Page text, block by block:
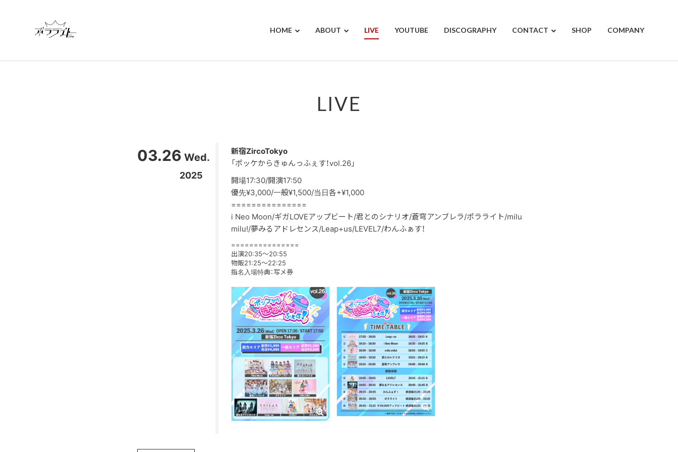
HOME ABOUT LIVE YOUTUBE DISCOGRAPHY CONTACT SHOP COMPANY
LIVE
03.26 Wed.
2025
新宿ZircoTokyo
「ポッケからきゅんっふぇす！vol.26」
開場17:30/開演17:50
優先¥3,000/一般¥1,500/当日各+¥1,000
===============
i Neo Moon/ギガLOVEアップビート/君とのシナリオ/蒼穹アンブレラ/ポラライト/milu
milu!/夢みるアドレセンス/Leap+us/LEVEL7/わんふぁす！
===============
出演20:35～20:55
物販21:25～22:25
指名入場特典：写メ券